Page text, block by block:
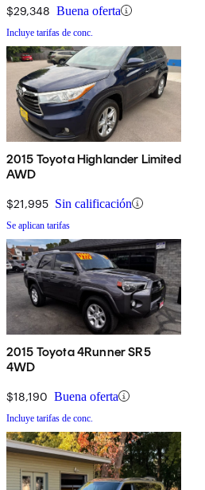
$29,348 Buena oferta
Incluye tarifas de conc.
2015 Toyota Highlander Limited
AWD
$21,995 Sin calificación
Se aplican tarifas
2015 Toyota 4Runner SR5
4WD
$18,190 Buena oferta
Incluye tarifas de conc.